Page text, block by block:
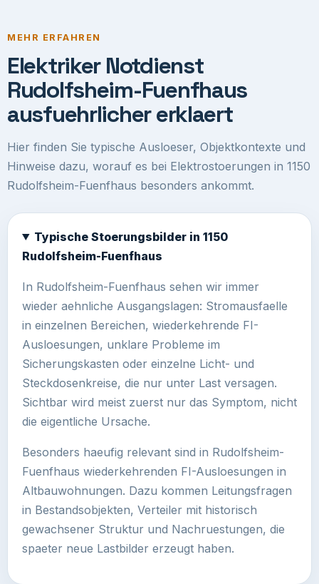
MEHR ERFAHREN
Elektriker Notdienst
Rudolfsheim-Fuenfhaus
ausfuehrlicher erklaert
Hier finden Sie typische Ausloeser, Objektkontexte und
Hinweise dazu, worauf es bei Elektrostoerungen in 1150
Rudolfsheim-Fuenfhaus besonders ankommt.
Typische Stoerungsbilder in 1150
Rudolfsheim-Fuenfhaus
In Rudolfsheim-Fuenfhaus sehen wir immer
wieder aehnliche Ausgangslagen: Stromausfaelle
in einzelnen Bereichen, wiederkehrende FI-
Ausloesungen, unklare Probleme im
Sicherungskasten oder einzelne Licht- und
Steckdosenkreise, die nur unter Last versagen.
Sichtbar wird meist zuerst nur das Symptom, nicht
die eigentliche Ursache.
Besonders haeufig relevant sind in Rudolfsheim-
Fuenfhaus wiederkehrenden FI-Ausloesungen in
Altbauwohnungen. Dazu kommen Leitungsfragen
in Bestandsobjekten, Verteiler mit historisch
gewachsener Struktur und Nachruestungen, die
spaeter neue Lastbilder erzeugt haben.